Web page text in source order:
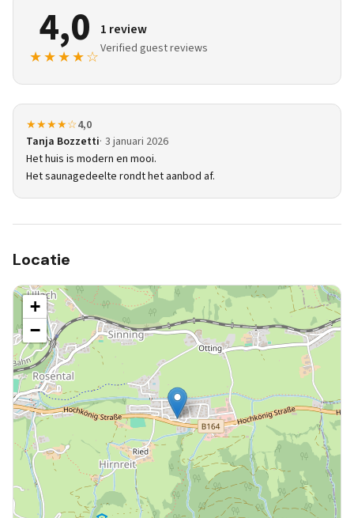
4,0
★★★★☆
1 review
Verified guest reviews
★★★★☆4,0
Tanja Bozzetti 3 januari 2026
Het huis is modern en mooi.
Het saunagedeelte rondt het aanbod af.
Locatie
+
−